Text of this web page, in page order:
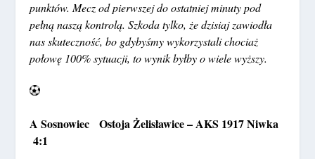
punktów. Mecz od pierwszej do ostatniej minuty pod
pełną naszą kontrolą. Szkoda tylko, że dzisiaj zawiodła
nas skuteczność, bo gdybyśmy wykorzystali chociaż
połowę 100% sytuacji, to wynik byłby o wiele wyższy.
A Sosnowiec Ostoja Żelisławice – AKS 1917 Niwka
4:1